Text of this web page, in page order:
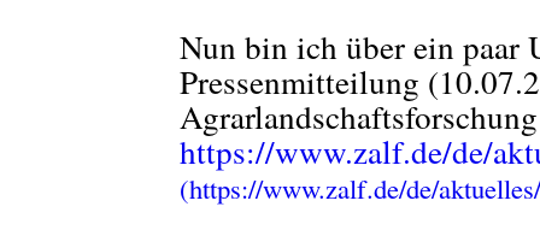
Nun bin ich über ein paar
Pressenmitteilung
https://www.zalf.de/de/